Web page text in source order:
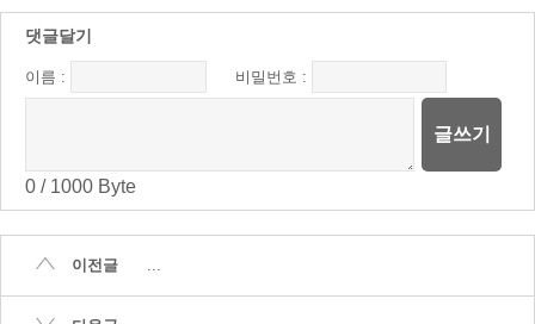
댓글달기
이름 : 비밀번호 :
글쓰기
0 / 1000 Byte
이전글 ...